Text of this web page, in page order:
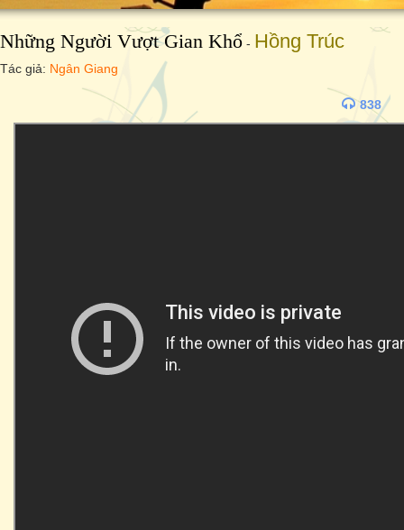
Những Người Vượt Gian Khổ - Hồng Trúc
Tác giả: Ngân Giang
838